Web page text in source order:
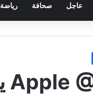
عاجل صحافة رياضة